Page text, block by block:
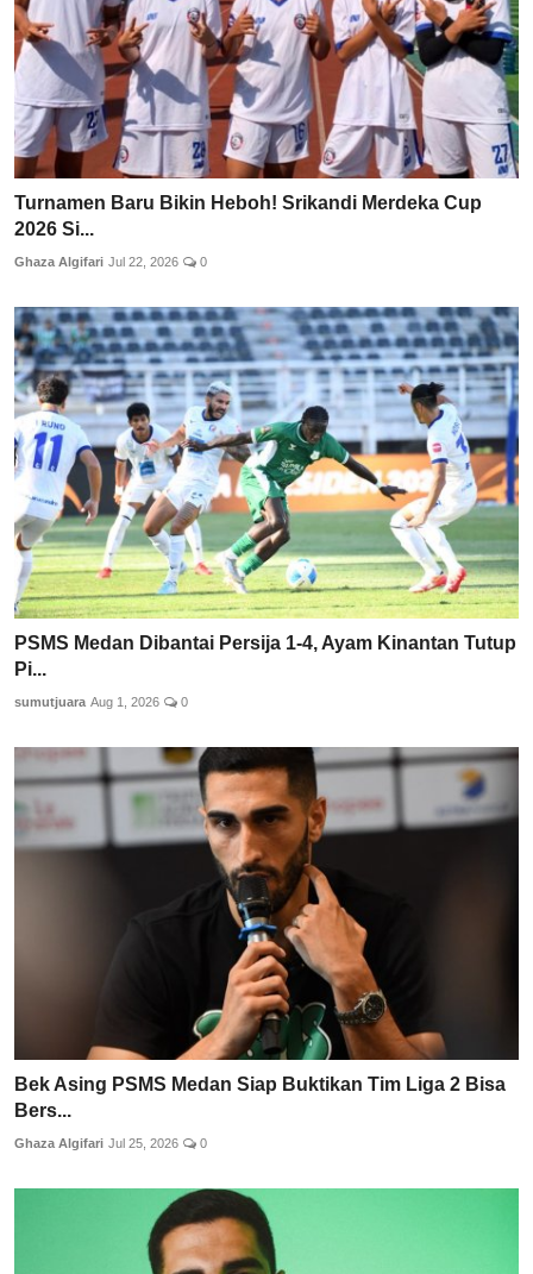
Turnamen Baru Bikin Heboh! Srikandi Merdeka Cup
2026 Si...
Ghaza Algifari Jul 22, 2026 0
PSMS Medan Dibantai Persija 1-4, Ayam Kinantan Tutup
Pi...
sumutjuara Aug 1, 2026 0
Bek Asing PSMS Medan Siap Buktikan Tim Liga 2 Bisa
Bers...
Ghaza Algifari Jul 25, 2026 0